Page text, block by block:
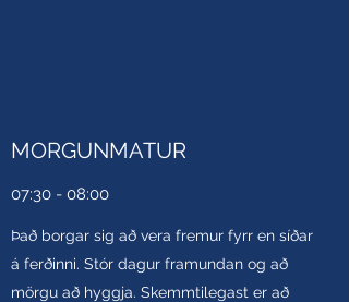
MORGUNMATUR
07:30 - 08:00
Það borgar sig að vera fremur fyrr en síðar
á ferðinni. Stór dagur framundan og að
mörgu að hyggja. Skemmtilegast er að